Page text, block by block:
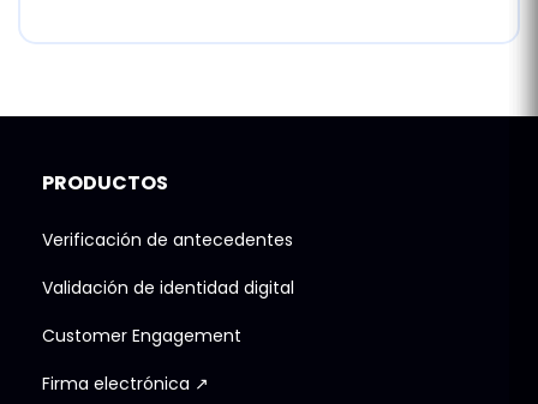
PRODUCTOS
Verificación de antecedentes
Validación de identidad digital
Customer Engagement
Firma electrónica ↗